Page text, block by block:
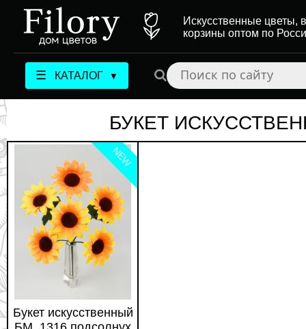
Искусственные цветы,
корзины оптом по
☰ КАТАЛОГ ▼
БУКЕТ
NEW
Букет искусственный